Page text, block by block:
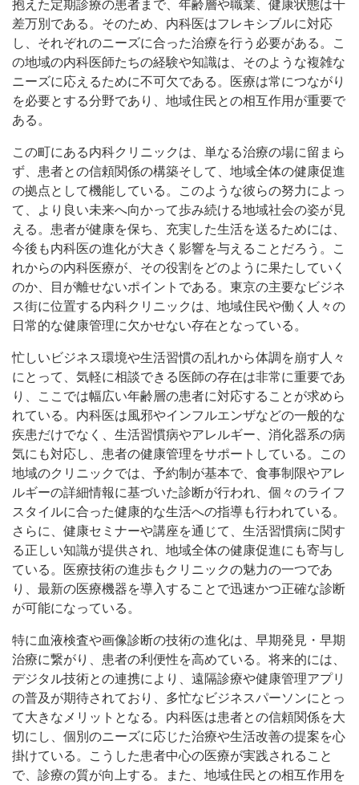
抱えた定期診療の患者まで、年齢層や職業、健康状態は千
差万別である。そのため、内科医はフレキシブルに対応
し、それぞれのニーズに合った治療を行う必要がある。こ
の地域の内科医師たちの経験や知識は、そのような複雑な
ニーズに応えるために不可欠である。医療は常につながり
を必要とする分野であり、地域住民との相互作用が重要で
ある。
この町にある内科クリニックは、単なる治療の場に留まら
ず、患者との信頼関係の構築そして、地域全体の健康促進
の拠点として機能している。このような彼らの努力によっ
て、より良い未来へ向かって歩み続ける地域社会の姿が見
える。患者が健康を保ち、充実した生活を送るためには、
今後も内科医の進化が大きく影響を与えることだろう。こ
れからの内科医療が、その役割をどのように果たしていく
のか、目が離せないポイントである。東京の主要なビジネ
ス街に位置する内科クリニックは、地域住民や働く人々の
日常的な健康管理に欠かせない存在となっている。
忙しいビジネス環境や生活習慣の乱れから体調を崩す人々
にとって、気軽に相談できる医師の存在は非常に重要であ
り、ここでは幅広い年齢層の患者に対応することが求めら
れている。内科医は風邪やインフルエンザなどの一般的な
疾患だけでなく、生活習慣病やアレルギー、消化器系の病
気にも対応し、患者の健康管理をサポートしている。この
地域のクリニックでは、予約制が基本で、食事制限やアレ
ルギーの詳細情報に基づいた診断が行われ、個々のライフ
スタイルに合った健康的な生活への指導も行われている。
さらに、健康セミナーや講座を通じて、生活習慣病に関す
る正しい知識が提供され、地域全体の健康促進にも寄与し
ている。医療技術の進歩もクリニックの魅力の一つであ
り、最新の医療機器を導入することで迅速かつ正確な診断
が可能になっている。
特に血液検査や画像診断の技術の進化は、早期発見・早期
治療に繋がり、患者の利便性を高めている。将来的には、
デジタル技術との連携により、遠隔診療や健康管理アプリ
の普及が期待されており、多忙なビジネスパーソンにとっ
て大きなメリットとなる。内科医は患者との信頼関係を大
切にし、個別のニーズに応じた治療や生活改善の提案を心
掛けている。こうした患者中心の医療が実践されること
で、診療の質が向上する。また、地域住民との相互作用を